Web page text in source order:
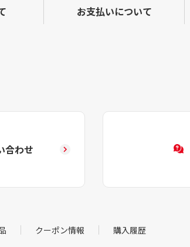
お支払いについて
合わせ
クーポン情報 購入履歴